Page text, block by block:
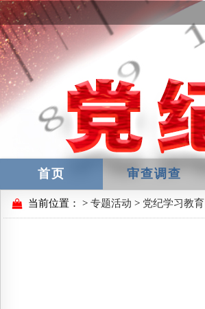
首页 审查调查
当前位置： > 专题活动 > 党纪学习教育